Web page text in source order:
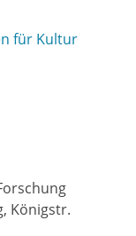
für Kultur
Königstr.